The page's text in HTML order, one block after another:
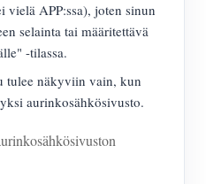
vielä APP:ssa), joten sinun
selainta tai määritettävä
-tilassa.
tulee näkyviin vain, kun
aurinkosähkösivusto.